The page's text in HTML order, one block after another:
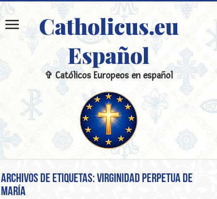
Catholicus.eu
Español
✞ Católicos Europeos en español
Archivos de etiquetas:Virginidad perpetua de
María